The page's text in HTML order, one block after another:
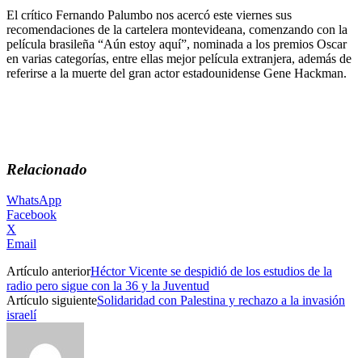
El crítico Fernando Palumbo nos acercó este viernes sus
recomendaciones de la cartelera montevideana, comenzando con la
película brasileña “Aún estoy aquí”, nominada a los premios Oscar
en varias categorías, entre ellas mejor película extranjera, además de
referirse a la muerte del gran actor estadounidense Gene Hackman.
Relacionado
WhatsApp
Facebook
X
Email
Artículo anteriorHéctor Vicente se despidió de los estudios de la
radio pero sigue con la 36 y la Juventud
Artículo siguienteSolidaridad con Palestina y rechazo a la invasión
israelí